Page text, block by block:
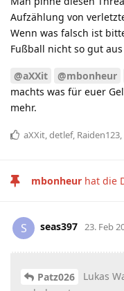
Aufzählung von
Wenn was falsch ist
Fußball nicht so gut aus
@aXXit @mbonheur
machts was für euer
mehr.
aXXit detlef, Raiden123
mbonheur hat die
S seas397 23. Feb
Patz026
Lukas